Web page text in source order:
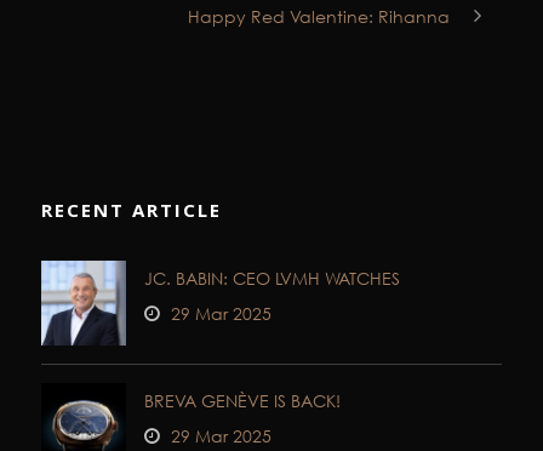
Happy Red Valentine: Rihanna
RECENT ARTICLE
JC. BABIN: CEO LVMH WATCHES
29 Mar 2025
BREVA GENÈVE IS BACK!
29 Mar 2025